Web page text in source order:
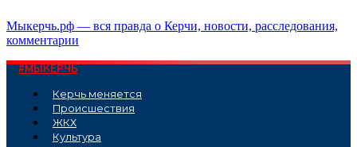
к
содержимому
Мыкерчь.рф — вся правда о Керчи, новости, расследования,
комментарии
#МЫКЕРЧЬ
Керчь меняется
Проиcшествия
ЖКХ
Культура